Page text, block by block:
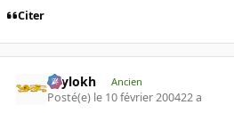
Citer
Psylokh Ancien
Posté(e) le 10 février 200422 a